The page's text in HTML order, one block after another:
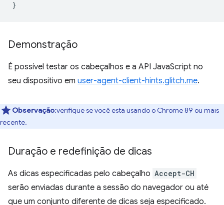
}
Demonstração
É possível testar os cabeçalhos e a API JavaScript no
seu dispositivo em user-agent-client-hints.glitch.me.
Observação:verifique se você está usando o Chrome 89 ou mais
recente.
Duração e redefinição de dicas
As dicas especificadas pelo cabeçalho Accept-CH
serão enviadas durante a sessão do navegador ou até
que um conjunto diferente de dicas seja especificado.